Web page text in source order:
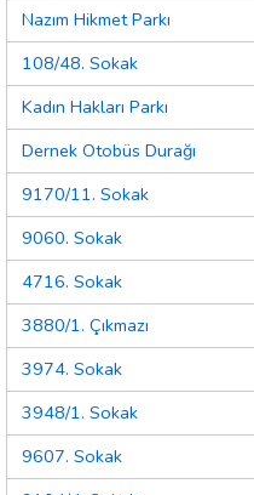
Nazım Hikmet Parkı
108/48. Sokak
Kadın Hakları Parkı
Dernek Otobüs Durağı
9170/11. Sokak
9060. Sokak
4716. Sokak
3880/1. Çıkmazı
3974. Sokak
3948/1. Sokak
9607. Sokak